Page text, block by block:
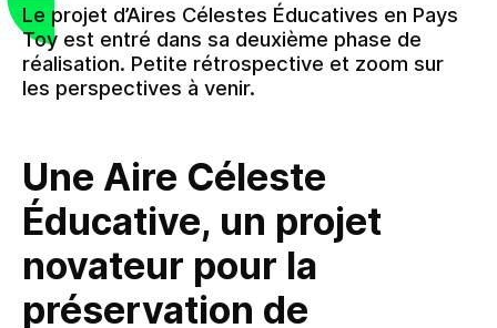
Le projet d’Aires Célestes Éducatives en Pays
Toy est entré dans sa deuxième phase de
réalisation. Petite rétrospective et zoom sur
les perspectives à venir.
Une Aire Céleste
Éducative, un projet
novateur pour la
préservation de